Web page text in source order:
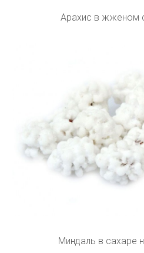
Арахис в жженом
Миндаль в сахаре